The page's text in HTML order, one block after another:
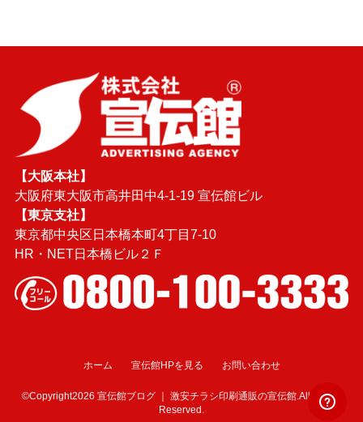
【大阪本社】
大阪府東大阪市高井田中4-1-19 宣伝館ビル
【東京支社】
東京都中央区日本橋本町4丁目7-10
HR・NET日本橋ビル２Ｆ
ホーム 宣伝館HPを見る お問い合わせ
©Copyright2026 宣伝館ブログ ｜ 激安チラシ印刷通販の宣伝館 .All Rights
Reserved.